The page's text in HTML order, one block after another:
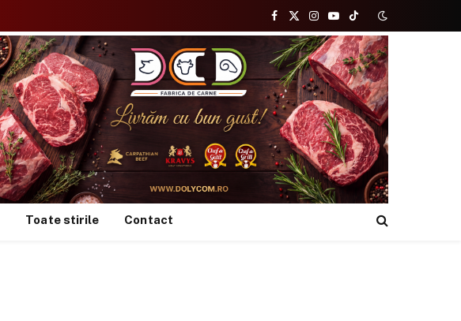
Facebook
X
(Twitter)
Instagram
YouTubeTikTok
Toate stirile Contact